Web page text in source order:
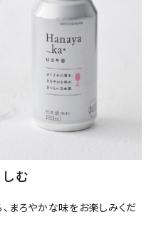
む
まろやかな味をお楽しみくだ